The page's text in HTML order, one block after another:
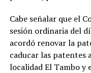
Cabe señalar que el
sesión ordinaria del
acordó renovar la
caducar las patentes
localidad El Tambo y